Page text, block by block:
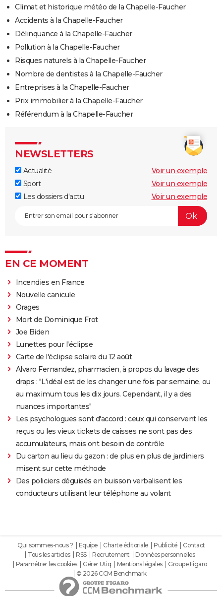
Climat et historique météo de la Chapelle-Faucher
Accidents à la Chapelle-Faucher
Délinquance à la Chapelle-Faucher
Pollution à la Chapelle-Faucher
Risques naturels à la Chapelle-Faucher
Nombre de dentistes à la Chapelle-Faucher
Entreprises à la Chapelle-Faucher
Prix immobilier à la Chapelle-Faucher
Référendum à la Chapelle-Faucher
NEWSLETTERS
Actualité
Voir un exemple
Sport
Voir un exemple
Les dossiers d'actu
Voir un exemple
EN CE MOMENT
Incendies en France
Nouvelle canicule
Orages
Mort de Dominique Frot
Joe Biden
Lunettes pour l'éclipse
Carte de l'éclipse solaire du 12 août
Alvaro Fernandez, pharmacien, à propos du lavage des
draps : "L'idéal est de les changer une fois par semaine, ou
au maximum tous les dix jours. Cependant, il y a des
nuances importantes"
Les psychologues sont d'accord : ceux qui conservent les
reçus ou les vieux tickets de caisses ne sont pas des
accumulateurs, mais ont besoin de contrôle
Du carton au lieu du gazon : de plus en plus de jardiniers
misent sur cette méthode
Des policiers déguisés en buisson verbalisent les
conducteurs utilisant leur téléphone au volant
Qui sommes-nous ? Equipe Charte éditoriale Publicité
Contact
Tous les articles
RSS Recrutement
Données personnelles
Paramétrer les cookies
Gérer Utiq Mentions légales
Groupe Figaro
© 2026 CCM Benchmark